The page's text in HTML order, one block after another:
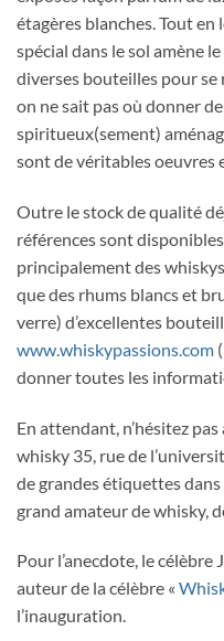
étagères blanches. Tout
spécial dans le sol amène
diverses bouteilles pour se
on ne sait pas où donner
spiritueux(sement)
sont de véritables oeuvres
Outre le stock de qualité
références sont
principalement des
que des rhums blancs et
verre) d’excellentes
www.whiskypassions.com
donner toutes les
En attendant, n’hésitez
whisky 35, rue de
de grandes étiquettes
grand amateur de whisky,
Pour l’anecdote, le
auteur de la célèbre «
l’inauguration.